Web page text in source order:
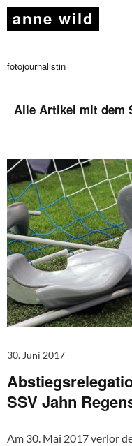
anne wild
fotojournalistin
Alle Artikel mit dem
30. Juni 2017
SSV Jahn
Am 30. Mai 2017 verlor